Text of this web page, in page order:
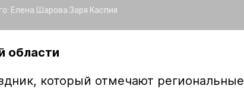
Елена Шарова Заря Каспия
области
который отмечают региональные